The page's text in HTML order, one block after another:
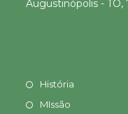
Augustinópolis -
História
MIssão